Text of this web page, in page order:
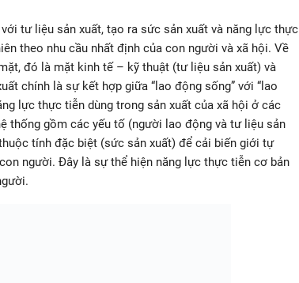
tư liệu sản xuất, tạo ra sức sản xuất và năng lực thực
theo nhu cầu nhất định của con người và xã hội. Về
đó là mặt kinh tế – kỹ thuật (tư liệu sản xuất) và
chính là sự kết hợp giữa “lao động sống” với “lao
lực thực tiễn dùng trong sản xuất của xã hội ở các
thống gồm các yếu tố (người lao động và tư liệu sản
tính đặc biệt (sức sản xuất) để cải biến giới tự
người. Đây là sự thể hiện năng lực thực tiễn cơ bản